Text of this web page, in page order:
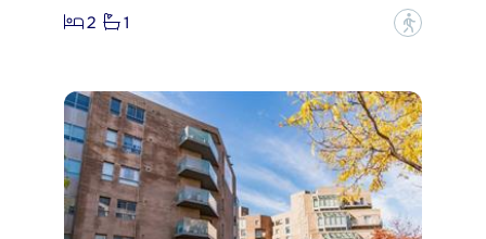
2
1 ?